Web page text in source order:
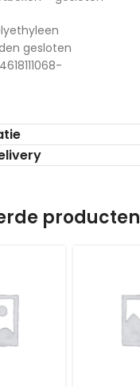
gesloten
producten